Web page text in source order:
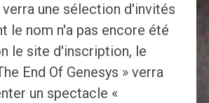
verra une sélection d'invités
le nom n'a pas encore été
le site d'inscription, le
End Of Genesys » verra
un spectacle «